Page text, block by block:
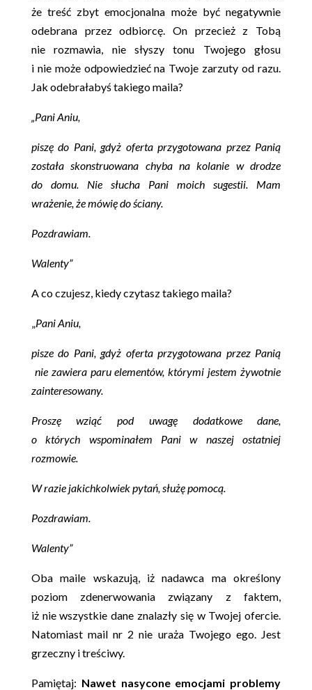
że treść zbyt emocjonalna może być negatywnie
odebrana przez odbiorcę. On przecież z Tobą
nie rozmawia, nie słyszy tonu Twojego głosu
i nie może odpowiedzieć na Twoje zarzuty od razu.
Jak odebrałabyś takiego maila?
„Pani Aniu,
piszę do Pani, gdyż oferta przygotowana przez Panią
została skonstruowana chyba na kolanie w drodze
do domu. Nie słucha Pani moich sugestii. Mam
wrażenie, że mówię do ściany.
Pozdrawiam.
Walenty”
A co czujesz, kiedy czytasz takiego maila?
„Pani Aniu,
pisze do Pani, gdyż oferta przygotowana przez Panią
nie zawiera paru elementów, którymi jestem żywotnie
zainteresowany.
Proszę wziąć pod uwagę dodatkowe dane,
o których wspominałem Pani w naszej ostatniej
rozmowie.
W razie jakichkolwiek pytań, służę pomocą.
Pozdrawiam.
Walenty”
Oba maile wskazują, iż nadawca ma określony
poziom zdenerwowania związany z faktem,
iż nie wszystkie dane znalazły się w Twojej ofercie.
Natomiast mail nr 2 nie uraża Twojego ego. Jest
grzeczny i treściwy.
Pamiętaj: Nawet nasycone emocjami problemy